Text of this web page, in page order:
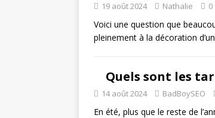
19 août 2024 Nathalie 0
Voici une question que
pleinement à la décoration
Quels sont les
14 août 2024 BadBoySEO
En été, plus que le reste de